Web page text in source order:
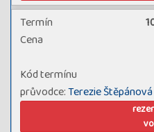
Termín
průvodce:Terezie Štěpánová
Kód termínu
Cena